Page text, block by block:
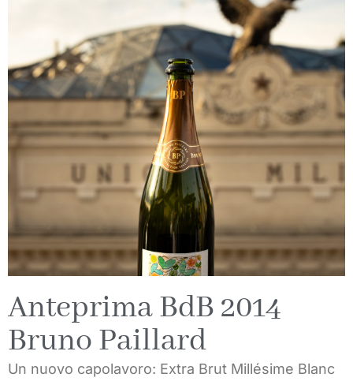
Anteprima BdB 2014
Bruno Paillard
Un nuovo capolavoro: Extra Brut Millésime Blanc